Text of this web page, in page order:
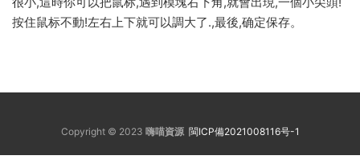
按住鼠标不動!左右上下就可以調大了.,最後,确定保存。
Copyright © 2023 嗨喵資源 閩ICP備2021008116号-1